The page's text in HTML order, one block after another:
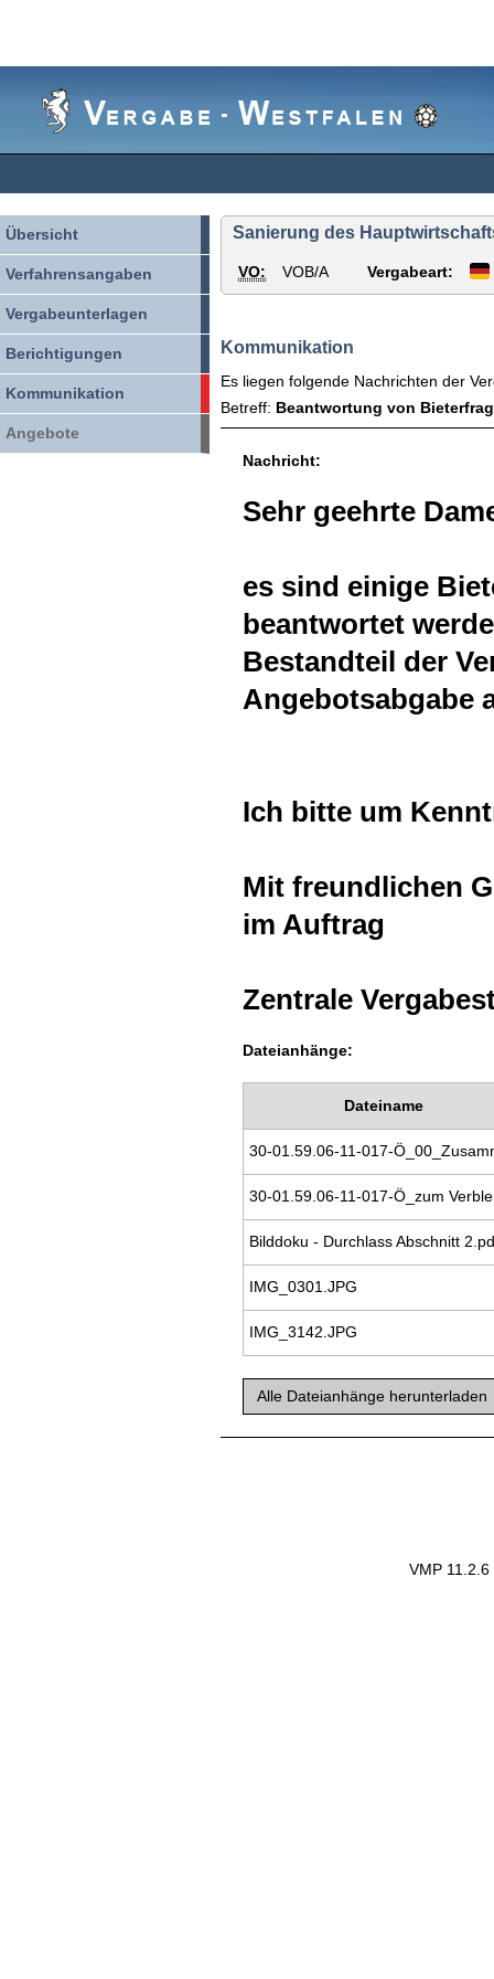
Übersicht
Verfahrensangaben
Vergabeunterlagen
Berichtigungen
Kommunikation
Angebote
Sanierung des
VO: VOB/A Vergabeart:
Kommunikation
Es liegen folgende Nachrichten der
Betreff: Beantwortung von
Nachricht:
Sehr geehrte
es sind einige
beantwortet
Bestandteil der
Angebotsabgabe
Ich bitte um
Mit freundlichen
im Auftrag
Zentrale
Dateianhänge:
Dateiname
Bilddoku - Durchlass Abschnitt
IMG_0301.JPG
IMG_3142.JPG
Alle Dateianhänge herunterladen
VMP 11.2.6